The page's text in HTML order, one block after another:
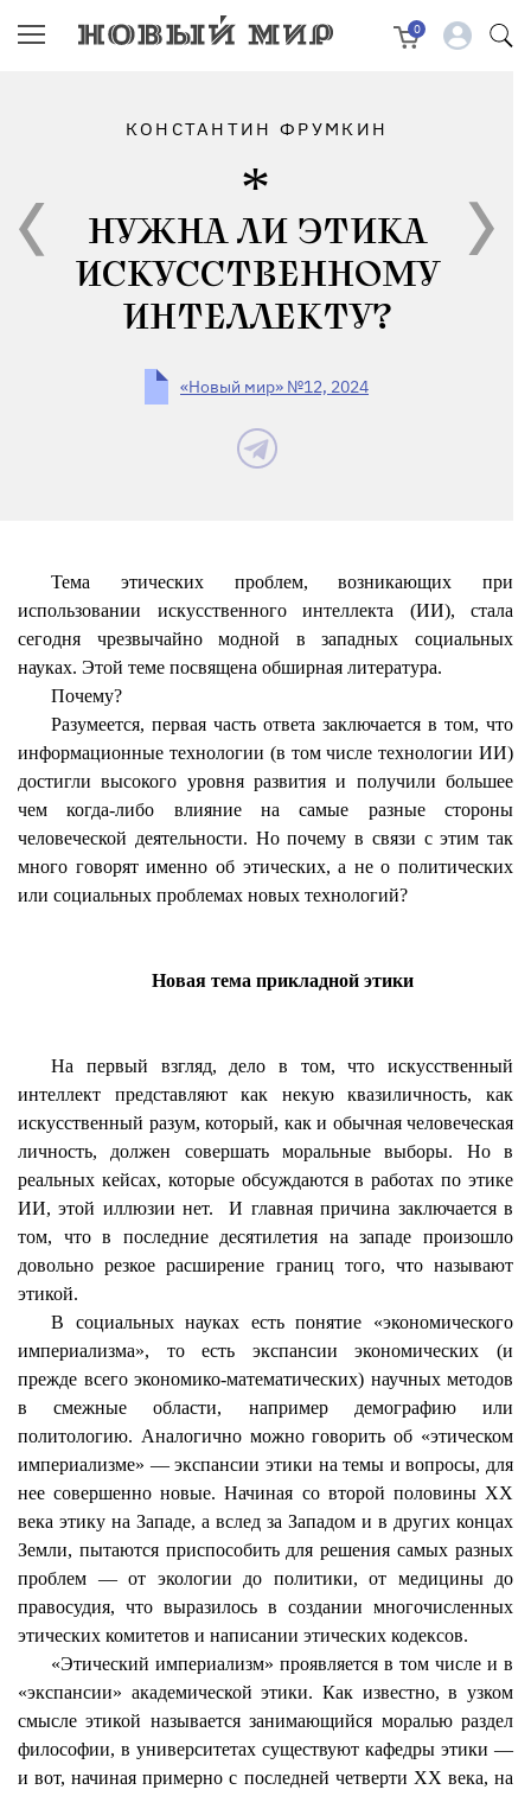
0
КОНСТАНТИН ФРУМКИН
НУЖНА ЛИ ЭТИКА
ИСКУССТВЕННОМУ
ИНТЕЛЛЕКТУ?
«Новый мир» №12, 2024
Тема этических проблем, возникающих при
использовании искусственного интеллекта (ИИ), стала
сегодня чрезвычайно модной в западных социальных
науках. Этой теме посвящена обширная литература.
Почему?
Разумеется, первая часть ответа заключается в том, что
информационные технологии (в том числе технологии ИИ)
достигли высокого уровня развития и получили большее
чем когда-либо влияние на самые разные стороны
человеческой деятельности. Но почему в связи с этим так
много говорят именно об этических, а не о политических
или социальных проблемах новых технологий?
Новая тема прикладной этики
На первый взгляд, дело в том, что искусственный
интеллект представляюткак некуюквазиличность, как
искусственный разум, который, как и обычная человеческая
личность, должен совершать моральные выборы. Но в
реальных кейсах, которые обсуждаются в работах по этике
ИИ, этой иллюзии нет.
И главная причина заключается в
том, что в последние десятилетия на западе произошло
довольно резкое расширение границ того, что называют
этикой.
В социальных науках есть понятие «экономического
империализма», то есть экспансии экономических (и
прежде всего экономико-математических) научных методов
в смежные области, напримердемографию или
политологию. Аналогично можно говорить об «этическом
империализме» — экспансии этики на темы и вопросы, для
нее совершенно новые. Начиная со второй половины ХХ
века этику на Западе, а вслед за Западом и в других концах
Земли, пытаются приспособить для решения самых разных
проблем — от экологии до политики, от медицины до
правосудия, что выразилось в создании многочисленных
этических комитетов и написании этических кодексов.
«Этический империализм» проявляется в том числе и в
«экспансии» академической этики. Как известно, в узком
смысле этикой называется занимающийся моралью раздел
философии, в университетах существуют кафедры этики —
и вот, начиная примерно с последней четверти ХХ века, на